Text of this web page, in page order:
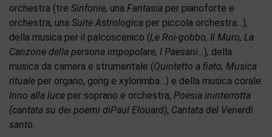
orchestra (tre Sinfonie, una Fantasia per pianoforte e
orchestra, una Suite Astrologica per piccola orchestra…),
della musica per il palcoscenico (Le Roi-gobbo, Il Muro, La
Canzone della persona impopolare, I Paesani…), della
musica da camera e strumentale (Quintetto a fiato, Musica
rituale per organo, gong e xylorimba…) e della musica corale:
Inno alla luce per soprano e orchestra, Poesia ininterrotta
(cantata su dei poemi diPaul Elouard), Cantata del Venerdì
santo.